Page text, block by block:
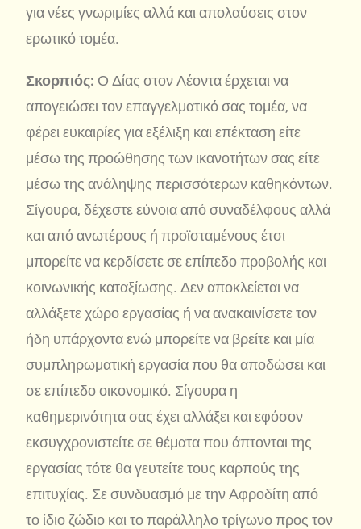
για νέες γνωριμίες αλλά και απολαύσεις στον
ερωτικό τομέα.
Σκορπιός: Ο Δίας στον Λέοντα έρχεται να
απογειώσει τον επαγγελματικό σας τομέα, να
φέρει ευκαιρίες για εξέλιξη και επέκταση είτε
μέσω της προώθησης των ικανοτήτων σας είτε
μέσω της ανάληψης περισσότερων καθηκόντων.
Σίγουρα, δέχεστε εύνοια από συναδέλφους αλλά
και από ανωτέρους ή προϊσταμένους έτσι
μπορείτε να κερδίσετε σε επίπεδο προβολής και
κοινωνικής καταξίωσης. Δεν αποκλείεται να
αλλάξετε χώρο εργασίας ή να ανακαινίσετε τον
ήδη υπάρχοντα ενώ μπορείτε να βρείτε και μία
συμπληρωματική εργασία που θα αποδώσει και
σε επίπεδο οικονομικό. Σίγουρα η
καθημερινότητα σας έχει αλλάξει και εφόσον
εκσυγχρονιστείτε σε θέματα που άπτονται της
εργασίας τότε θα γευτείτε τους καρπούς της
επιτυχίας. Σε συνδυασμό με την Αφροδίτη από
το ίδιο ζώδιο και το παράλληλο τρίγωνο προς τον